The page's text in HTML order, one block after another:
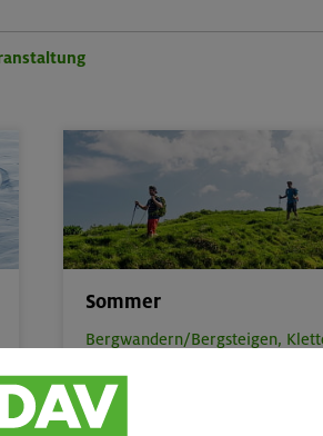
Sommer
Bergwandern/Bergsteigen,
Mountainbike,